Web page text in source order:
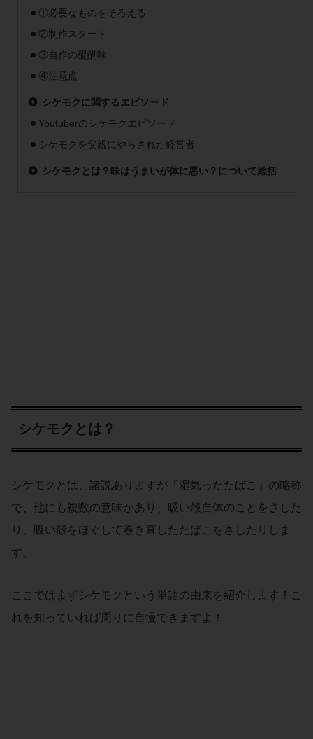
①必要なものをそろえる
②制作スタート
③自作の醍醐味
④注意点
シケモクに関するエピソード
Youtuberのシケモクエピソード
シケモクを父親にやらされた経営者
シケモクとは？味はうまいが体に悪い？について総括
シケモクとは？
シケモクとは、諸説ありますが「湿気ったたばこ」の略称
で、他にも複数の意味があり、吸い殻自体のことをさした
り、吸い殻をほぐして巻き直したたばこをさしたりしま
す。
ここではまずシケモクという単語の由来を紹介します！こ
れを知っていれば周りに自慢できますよ！